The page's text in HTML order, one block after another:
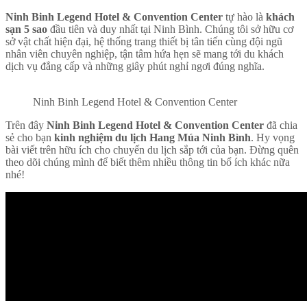
Ninh Binh Legend Hotel & Convention Center tự hào là khách
sạn 5 sao đầu tiên và duy nhất tại Ninh Bình. Chúng tôi sở hữu cơ
sở vật chất hiện đại, hệ thống trang thiết bị tân tiến cùng đội ngũ
nhân viên chuyên nghiệp, tận tâm hứa hẹn sẽ mang tới du khách
dịch vụ đẳng cấp và những giây phút nghỉ ngơi đúng nghĩa.
Ninh Binh Legend Hotel & Convention Center
Trên đây Ninh Binh Legend Hotel & Convention Center đã chia
sẻ cho bạn kinh nghiệm du lịch Hang Múa Ninh Bình. Hy vọng
bài viết trên hữu ích cho chuyến du lịch sắp tới của bạn. Đừng quên
theo dõi chúng mình để biết thêm nhiều thông tin bổ ích khác nữa
nhé!